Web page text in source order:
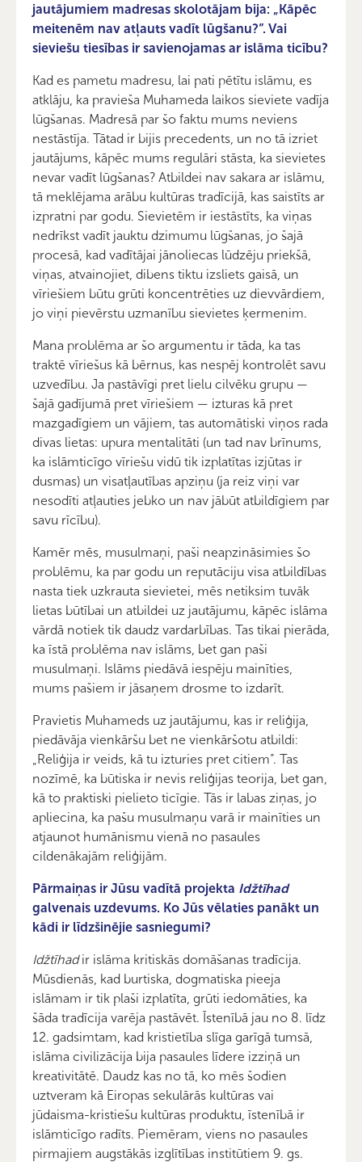
jautājumiem madresas skolotājam bija: „Kāpēc
meitenēm nav atļauts vadīt lūgšanu?”. Vai
sieviešu tiesības ir savienojamas ar islāma ticību?
Kad es pametu madresu, lai pati pētītu islāmu, es
atklāju, ka pravieša Muhameda laikos sieviete vadīja
lūgšanas. Madresā par šo faktu mums neviens
nestāstīja. Tātad ir bijis precedents, un no tā izriet
jautājums, kāpēc mums regulāri stāsta, ka sievietes
nevar vadīt lūgšanas? Atbildei nav sakara ar islāmu,
tā meklējama arābu kultūras tradīcijā, kas saistīts ar
izpratni par godu. Sievietēm ir iestāstīts, ka viņas
nedrīkst vadīt jauktu dzimumu lūgšanas, jo šajā
procesā, kad vadītājai jānoliecas lūdzēju priekšā,
viņas, atvainojiet, dibens tiktu izsliets gaisā, un
vīriešiem būtu grūti koncentrēties uz dievvārdiem,
jo viņi pievērstu uzmanību sievietes ķermenim.
Mana problēma ar šo argumentu ir tāda, ka tas
traktē vīriešus kā bērnus, kas nespēj kontrolēt savu
uzvedību. Ja pastāvīgi pret lielu cilvēku grupu —
šajā gadījumā pret vīriešiem — izturas kā pret
mazgadīgiem un vājiem, tas automātiski viņos rada
divas lietas: upura mentalitāti (un tad nav brīnums,
ka islāmticīgo vīriešu vidū tik izplatītas izjūtas ir
dusmas) un visatļautības apziņu (ja reiz viņi var
nesodīti atļauties jebko un nav jābūt atbildīgiem par
savu rīcību).
Kamēr mēs, musulmaņi, paši neapzināsimies šo
problēmu, ka par godu un reputāciju visa atbildības
nasta tiek uzkrauta sievietei, mēs netiksim tuvāk
lietas būtībai un atbildei uz jautājumu, kāpēc islāma
vārdā notiek tik daudz vardarbības. Tas tikai pierāda,
ka īstā problēma nav islāms, bet gan paši
musulmaņi. Islāms piedāvā iespēju mainīties,
mums pašiem ir jāsaņem drosme to izdarīt.
Pravietis Muhameds uz jautājumu, kas ir reliģija,
piedāvāja vienkāršu bet ne vienkāršotu atbildi:
„Reliģija ir veids, kā tu izturies pret citiem”. Tas
nozīmē, ka būtiska ir nevis reliģijas teorija, bet gan,
kā to praktiski pielieto ticīgie. Tās ir labas ziņas, jo
apliecina, ka pašu musulmaņu varā ir mainīties un
atjaunot humānismu vienā no pasaules
cildenākajām reliģijām.
Pārmaiņas ir Jūsu vadītā projekta Idžtīhad
galvenais uzdevums. Ko Jūs vēlaties panākt un
kādi ir līdzšinējie sasniegumi?
Idžtīhadir islāma kritiskās domāšanas tradīcija.
Mūsdienās, kad burtiska, dogmatiska pieeja
islāmam ir tik plaši izplatīta, grūti iedomāties, ka
šāda tradīcija varēja pastāvēt. Īstenībā jau no 8. līdz
12. gadsimtam, kad kristietība slīga garīgā tumsā,
islāma civilizācija bija pasaules līdere izziņā un
kreativitātē. Daudz kas no tā, ko mēs šodien
uztveram kā Eiropas sekulārās kultūras vai
jūdaisma-kristiešu kultūras produktu, īstenībā ir
islāmticīgo radīts. Piemēram, viens no pasaules
pirmajiem augstākās izglītības institūtiem 9. gs.